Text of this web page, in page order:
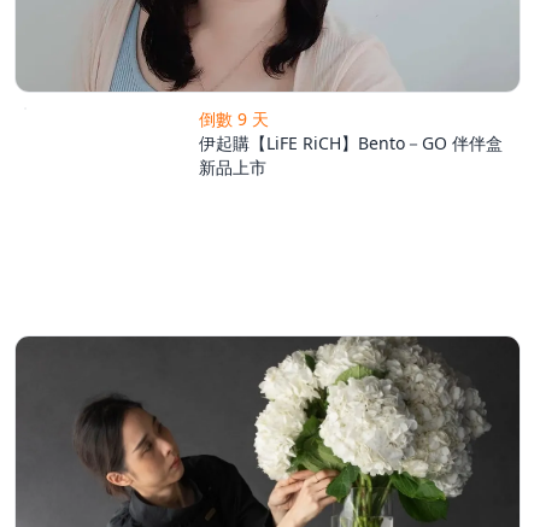
倒數 9 天
伊起購【LiFE RiCH】Bento－GO 伴伴盒
新品上市